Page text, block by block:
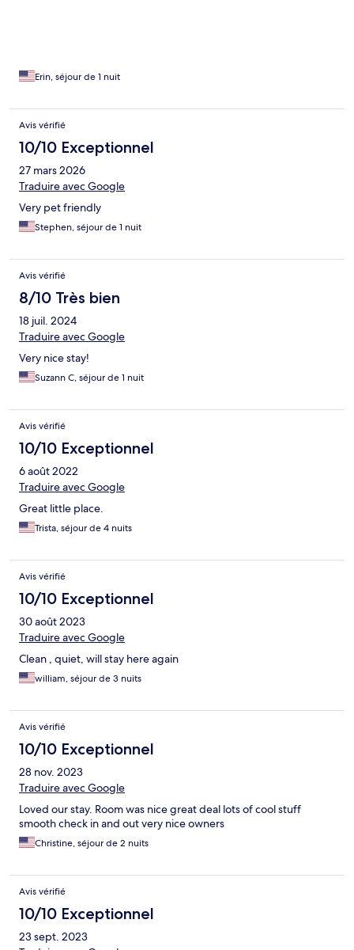
Erin, séjour de 1 nuit
Avis vérifié
10/10 Exceptionnel
27 mars 2026
Traduire avec Google
Very pet friendly
Stephen, séjour de 1 nuit
Avis vérifié
8/10 Très bien
18 juil. 2024
Traduire avec Google
Very nice stay!
Suzann C, séjour de 1 nuit
Avis vérifié
10/10 Exceptionnel
6 août 2022
Traduire avec Google
Great little place.
Trista, séjour de 4 nuits
Avis vérifié
10/10 Exceptionnel
30 août 2023
Traduire avec Google
Clean , quiet, will stay here again
william, séjour de 3 nuits
Avis vérifié
10/10 Exceptionnel
28 nov. 2023
Traduire avec Google
Loved our stay. Room was nice great deal lots of cool stuff
smooth check in and out very nice owners
Christine, séjour de 2 nuits
Avis vérifié
10/10 Exceptionnel
23 sept. 2023